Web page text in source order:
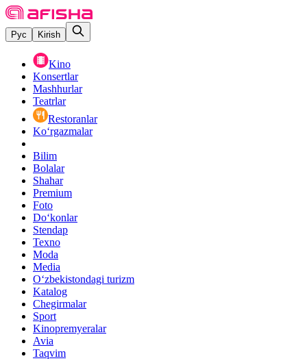
Рус Kirish
Kino
Konsertlar
Mashhurlar
Teatrlar
Restoranlar
Ko‘rgazmalar
Bilim
Bolalar
Shahar
Premium
Foto
Do‘konlar
Stendap
Texno
Moda
Media
O‘zbekistondagi turizm
Katalog
Chegirmalar
Sport
Kinopremyeralar
Avia
Taqvim